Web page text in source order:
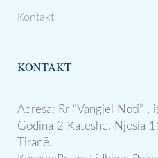
Kontakt
KONTAKT
Adresa: Rr “Vangjel Noti” ,
Godina 2 Katëshe. Njësia
Tiranë.